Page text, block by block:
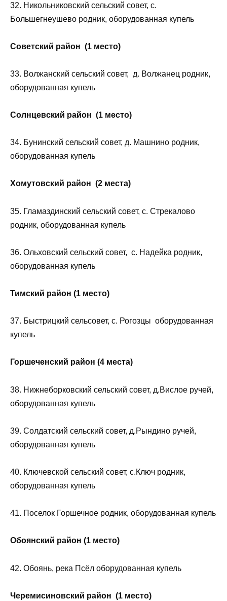
32. Никольниковский сельский совет, с.
Большегнеушево родник, оборудованная купель
Советский район (1 место)
33. Волжанский сельский совет, д. Волжанец родник,
оборудованная купель
Солнцевский район (1 место)
34. Бунинский сельский совет, д. Машнино родник,
оборудованная купель
Хомутовский район (2 места)
35. Гламаздинский сельский совет, с. Стрекалово
родник, оборудованная купель
36. Ольховский сельский совет, с. Надейка родник,
оборудованная купель
Тимский район (1 место)
37. Быстрицкий сельсовет, с. Рогозцы оборудованная
купель
Горшеченский район (4 места)
38. Нижнеборковский сельский совет, д.Вислое ручей,
оборудованная купель
39. Солдатский сельский совет, д.Рындино ручей,
оборудованная купель
40. Ключевской сельский совет, с.Ключ родник,
оборудованная купель
41. Поселок Горшечное родник, оборудованная купель
Обоянский район (1 место)
42. Обоянь, река Псёл оборудованная купель
Черемисиновский район (1 место)